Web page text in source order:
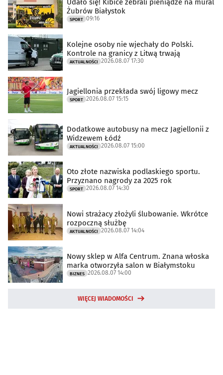
Udało się! Kibice zebrali pieniądze na mural
Żubrów Białystok
SPORT 09:16
Kolejne osoby nie wjechały do Polski.
Kontrole na granicy z Litwą trwają
AKTUALNOŚCI 2026.08.07 17:30
Jagiellonia przekłada swój ligowy mecz
SPORT 2026.08.07 15:15
Dodatkowe autobusy na mecz Jagiellonii z
Widzewem Łódź
AKTUALNOŚCI 2026.08.07 15:00
Oto złote nazwiska podlaskiego sportu.
Przyznano nagrody za 2025 rok
SPORT 2026.08.07 14:30
Nowi strażacy złożyli ślubowanie. Wkrótce
rozpoczną służbę
AKTUALNOŚCI 2026.08.07 14:04
Nowy sklep w Alfa Centrum. Znana włoska
marka otworzyła salon w Białymstoku
BIZNES 2026.08.07 14:00
WIĘCEJ WIADOMOŚCI